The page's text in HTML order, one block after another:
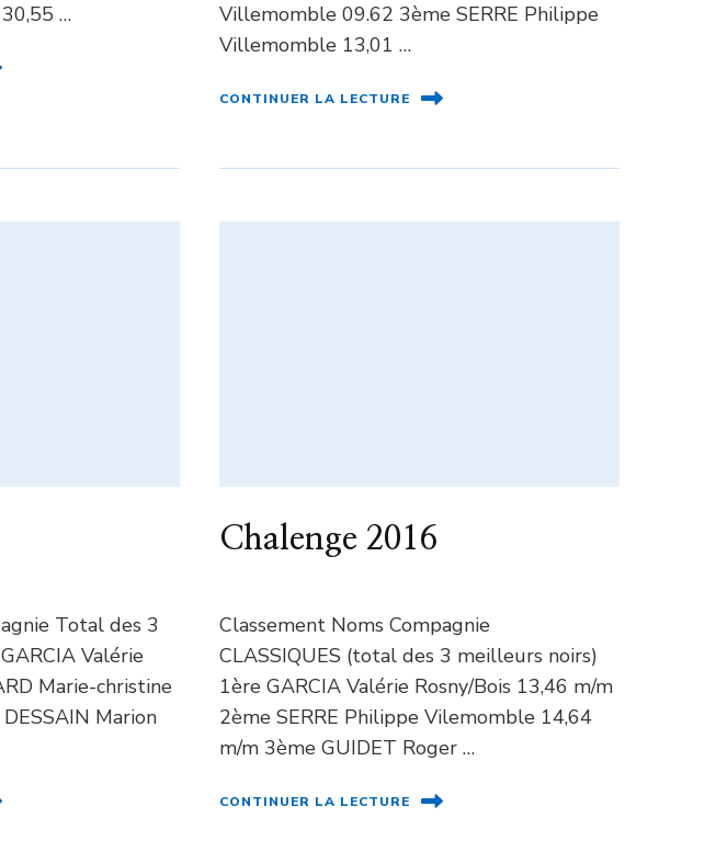
…
Villemomble 09.62 3ème SERRE Philippe
Villemomble 13,01 …
CONTINUER LA LECTURE
Total des 3
Valérie
Marie-christine
Marion
Chalenge 2016
Classement Noms Compagnie
CLASSIQUES (total des 3 meilleurs noirs)
1ère GARCIA Valérie Rosny/Bois 13,46 m/m
2ème SERRE Philippe Vilemomble 14,64
m/m 3ème GUIDET Roger …
CONTINUER LA LECTURE